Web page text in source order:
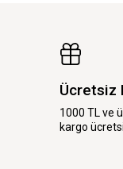
Ücretsiz
1000 TL ve
kargo